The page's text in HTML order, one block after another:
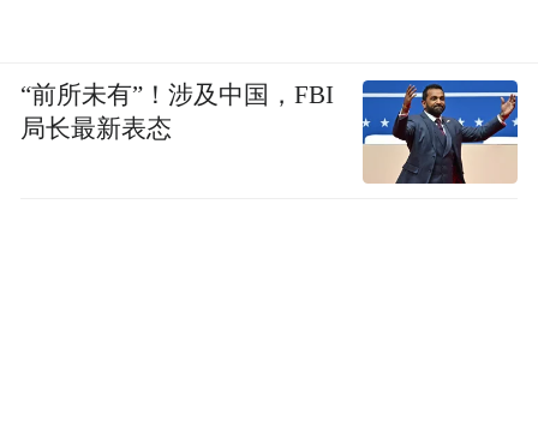
“前所未有”！涉及中国，FBI
局长最新表态